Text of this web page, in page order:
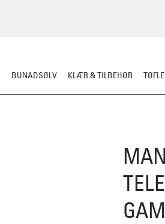
BUNADSØLV KLÆR & TILBEHØR